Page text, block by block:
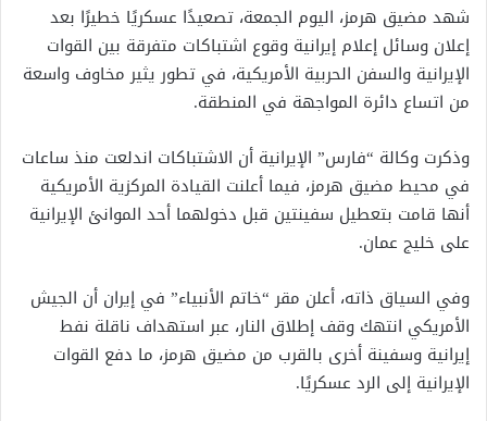
شهد مضيق هرمز، اليوم الجمعة، تصعيدًا عسكريًا خطيرًا بعد
إعلان وسائل إعلام إيرانية وقوع اشتباكات متفرقة بين القوات
الإيرانية والسفن الحربية الأمريكية، في تطور يثير مخاوف واسعة
من اتساع دائرة المواجهة في المنطقة.
وذكرت وكالة “فارس” الإيرانية أن الاشتباكات اندلعت منذ ساعات
في محيط مضيق هرمز، فيما أعلنت القيادة المركزية الأمريكية
أنها قامت بتعطيل سفينتين قبل دخولهما أحد الموانئ الإيرانية
على خليج عمان.
وفي السياق ذاته، أعلن مقر “خاتم الأنبياء” في إيران أن الجيش
الأمريكي انتهك وقف إطلاق النار، عبر استهداف ناقلة نفط
إيرانية وسفينة أخرى بالقرب من مضيق هرمز، ما دفع القوات
الإيرانية إلى الرد عسكريًا.